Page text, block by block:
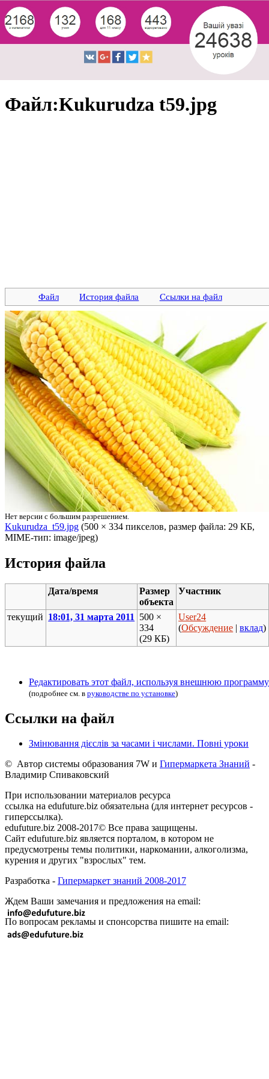
Файл:Kukurudza t59.jpg
Файл История файла Ссылки на файл
Нет версии с большим разрешением.
Kukurudza_t59.jpg ‎ (500 × 334 пикселов, размер файла: 29 КБ,
MIME-тип: image/jpeg)
История файла
Дата/время
Размер
объекта
Участник
текущий 18:01, 31 марта 2011
500 ×
334
(29 КБ)
User24
(Обсуждение |вклад)
Редактировать этот файл, используя внешнюю программу
(подробнее см. в руководстве по установке)
Ссылки на файл
Змінювання дієслів за часами і числами. Повні уроки
© Автор системы образования 7W и Гипермаркета Знаний -
Владимир Спиваковский
При использовании материалов ресурса
ссылка на edufuture.biz обязательна (для интернет ресурсов -
гиперссылка).
edufuture.biz 2008-2017© Все права защищены.
Сайт edufuture.biz является порталом, в котором не
предусмотрены темы политики, наркомании, алкоголизма,
курения и других "взрослых" тем.
Разработка - Гипермаркет знаний 2008-2017
Ждем Ваши замечания и предложения на email:
По вопросам рекламы и спонсорства пишите на email: